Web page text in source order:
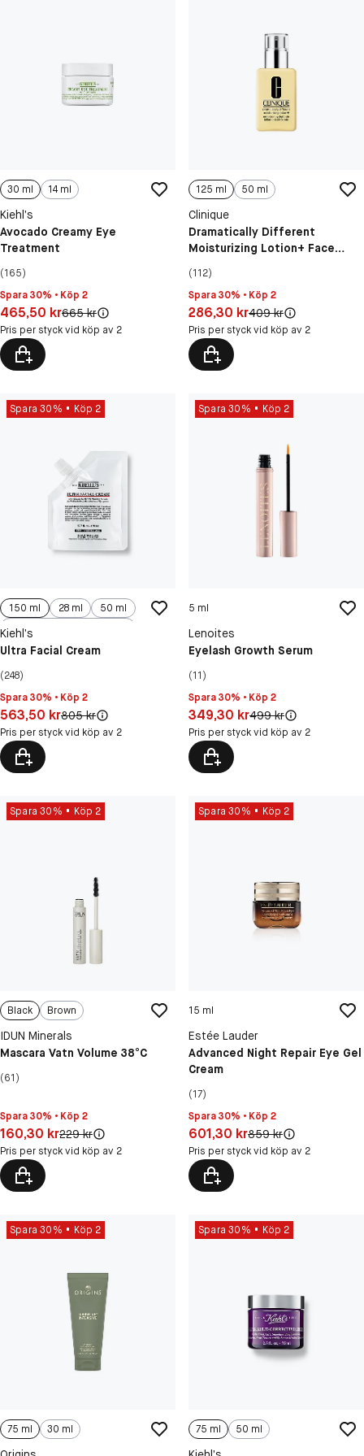
30 ml 14 ml
Kiehl’s
Avocado Creamy Eye
Treatment
(165)
Spara 30% • Köp 2
Pris: 465,50 kr
465,50 krOriginal pris:
665 kr
Pris per styck vid köp av 2
125 ml 50 ml
Clinique
Dramatically Different
Moisturizing Lotion+ Face
(112)
Spara 30% • Köp 2
Pris: 286,30 kr
286,30 krOriginal pris:
409 kr
Pris per styck vid köp av 2
Spara 30% Köp 2
150 ml 28 ml
50 ml
Kiehl’s
Ultra Facial Cream
(248)
Spara 30% • Köp 2
Pris: 563,50 kr
563,50 krOriginal pris:
805 kr
Pris per styck vid köp av 2
Spara 30% Köp 2
5 ml
Lenoites
Eyelash Growth Serum
(11)
Spara 30% • Köp 2
Pris: 349,30 kr
349,30 krOriginal pris:
499 kr
Pris per styck vid köp av 2
Spara 30% Köp 2
Black Brown
IDUN Minerals
Mascara Vatn Volume 38°C
(61)
Spara 30% • Köp 2
Pris: 160,30 kr
160,30 krOriginal pris:
229 kr
Pris per styck vid köp av 2
Spara 30% Köp 2
15 ml
Estée Lauder
Advanced Night Repair Eye Gel
Cream
(17)
Spara 30% • Köp 2
Pris: 601,30 kr
601,30 krOriginal pris:
859 kr
Pris per styck vid köp av 2
Spara 30% Köp 2
75 ml 30 ml
Spara 30% Köp 2
75 ml 50 ml